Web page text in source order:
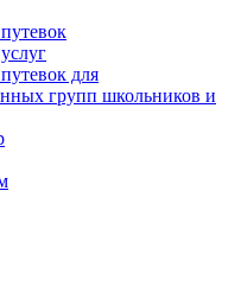
для
групп школьников и